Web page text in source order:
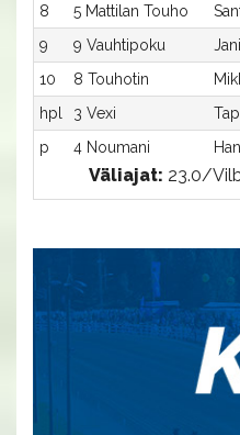
8
5 Mattilan Touho
9
9 Vauhtipoku
10
8 Touhotin
hpl
3 Vexi
p
4 Noumani
Väliajat: 23.0/